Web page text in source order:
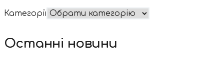
Категорії
Останні новини